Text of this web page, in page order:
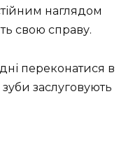
наглядом
свою справу.
переконатися в
заслуговують